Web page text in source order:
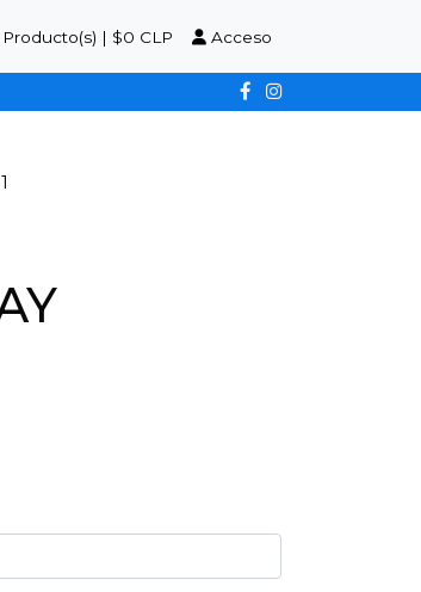
Producto(s) | $0 CLP Acceso